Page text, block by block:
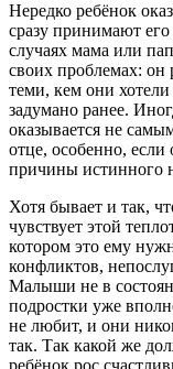
Нередко ребёнок
сразу принимают
случаях мама или
своих проблемах: он
теми, кем они
задумано ранее.
оказывается не
отце, особенно,
причины истинного
Хотя бывает и так,
чувствует этой
котором это ему
конфликтов,
Малыши не в
подростки уже
не любит, и они
так. Так какой же